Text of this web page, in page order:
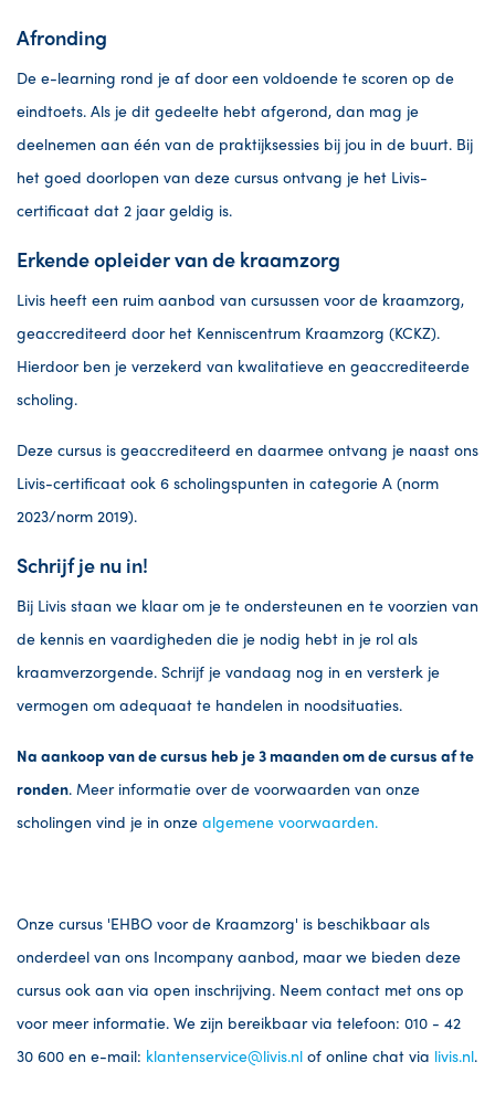
Afronding
De e-learning rond je af door een voldoende te scoren op de
eindtoets. Als je dit gedeelte hebt afgerond, dan mag je
deelnemen aan één van de praktijksessies bij jou in de buurt. Bij
het goed doorlopen van deze cursus ontvang je het Livis-
certificaat dat 2 jaar geldig is.
Erkende opleider van de kraamzorg
Livis heeft een ruim aanbod van cursussen voor de kraamzorg,
geaccrediteerd door het Kenniscentrum Kraamzorg (KCKZ).
Hierdoor ben je verzekerd van kwalitatieve en geaccrediteerde
scholing.
Deze cursus is geaccrediteerd en daarmee ontvang je naast ons
Livis-certificaat ook 6 scholingspunten in categorie A (norm
2023/norm 2019).
Schrijf je nu in!
Bij Livis staan we klaar om je te ondersteunen en te voorzien van
de kennis en vaardigheden die je nodig hebt in je rol als
kraamverzorgende. Schrijf je vandaag nog in en versterk je
vermogen om adequaat te handelen in noodsituaties.
Na aankoop van de cursus heb je 3 maanden om de cursus af te
ronden. Meer informatie over de voorwaarden van onze
scholingen vind je in onze algemene voorwaarden.
Onze cursus 'EHBO voor de Kraamzorg' is beschikbaar als
onderdeel van ons Incompany aanbod, maar we bieden deze
cursus ook aan via open inschrijving. Neem contact met ons op
voor meer informatie. We zijn bereikbaar via telefoon: 010 - 42
30 600 en e-mail: klantenservice@livis.nl of online chat via livis.nl.